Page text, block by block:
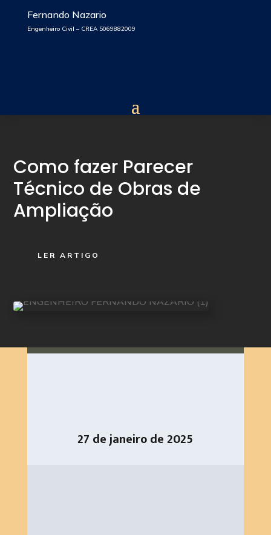
Fernando Nazario
Engenheiro Civil – CREA 5069882009
Como fazer Parecer
Técnico de Obras de
Ampliação
LER ARTIGO
27 de janeiro de 2025